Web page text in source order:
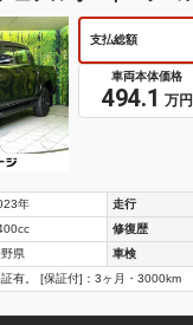
ト
支払総額
車両本体価格
494.1 万円
年 走行
修復歴
県 車検
有。 [保証付]：3ヶ月・3000km